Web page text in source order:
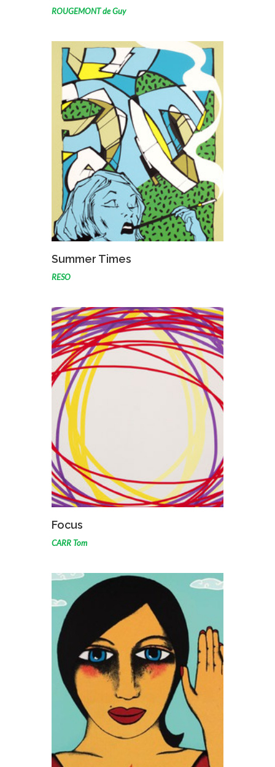
ROUGEMONT de Guy
VOIR L'ŒUVRE
Summer Times
RESO
Focus
CARR Tom